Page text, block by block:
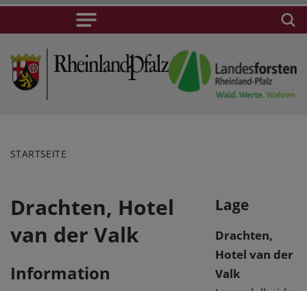
STARTSEITE
Drachten, Hotel
van der Valk
Information
Lage
Drachten,
Hotel van der
Valk